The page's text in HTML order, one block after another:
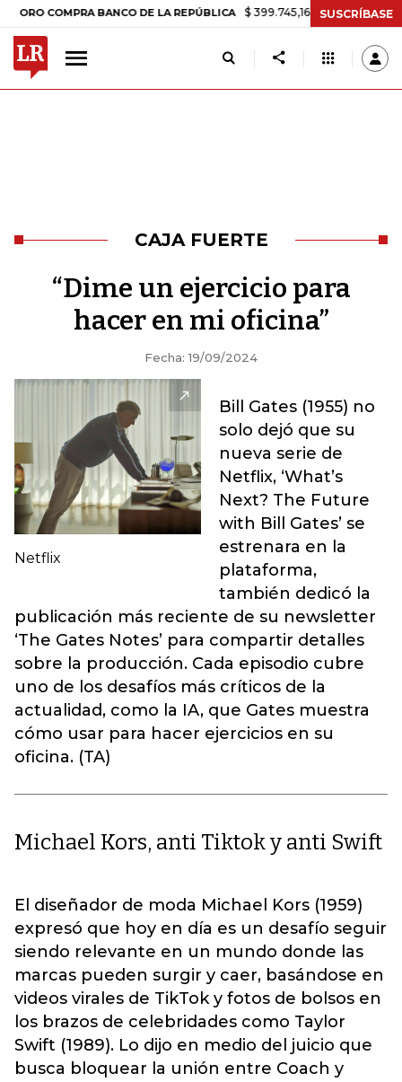
COMPRA BANCO DE LA REPÚBLICA $ 399.745,16 +$ 2.295,71 +0,58%
SUSCRÍBASE
CAJA FUERTE
“Dime un ejercicio para
hacer en mi oficina”
Fecha: 19/09/2024
Netflix
Bill Gates (1955) no
solo dejó que su
nueva serie de
Netflix, ‘What’s
Next? The Future
with Bill Gates’ se
estrenara en la
plataforma,
también dedicó la
publicación más reciente de su newsletter
‘The Gates Notes’ para compartir detalles
sobre la producción. Cada episodio cubre
uno de los desafíos más críticos de la
actualidad, como la IA, que Gates muestra
cómo usar para hacer ejercicios en su
oficina. (TA)
Michael Kors, anti Tiktok y anti Swift
El diseñador de moda Michael Kors (1959)
expresó que hoy en día es un desafío seguir
siendo relevante en un mundo donde las
marcas pueden surgir y caer, basándose en
videos virales de TikTok y fotos de bolsos en
los brazos de celebridades como Taylor
Swift (1989). Lo dijo en medio del juicio que
busca bloquear la unión entre Coach y